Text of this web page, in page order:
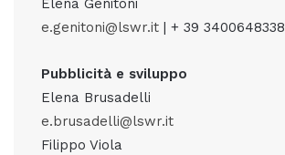
Elena Genitoni
e.genitoni@lswr.it | + 39 3400648338
Pubblicità e sviluppo
Elena Brusadelli
e.brusadelli@lswr.it
Filippo Viola